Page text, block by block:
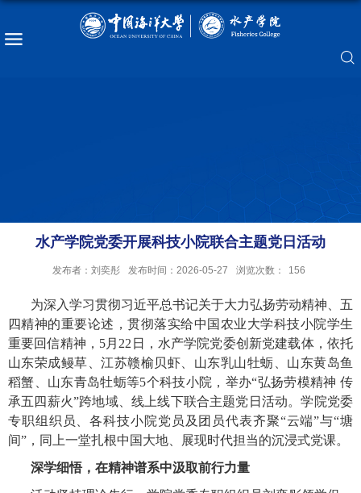
水产学院党委开展科技小院联合主题党日活动
发布者：刘奕彤 发布时间：2026-05-27 浏览次数： 156
为深入学习贯彻习近平总书记关于大力弘扬劳动精神、五
四精神的重要论述，贯彻落实给中国农业大学科技小院学生
重要回信精神， 5月22日 ，水产学院党委创新党建载体，依托
山东荣成鳗草、江苏赣榆贝虾、山东乳山牡蛎、山东黄岛鱼
稻蟹、山东青岛牡蛎等5个科技小院， 举办“弘扬劳模精神 传
承五四薪火”跨地域、线上线下联合主题党日活动。学院党委
专职组织员、各科技小院党员及团员代表齐聚“云端”与“塘
间”，同上一堂扎根中国大地、展现时代担当的沉浸式党课。
深学细悟，在精神谱系中汲取前行力量